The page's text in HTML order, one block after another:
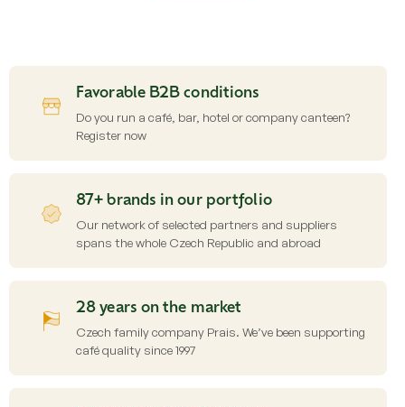
Favorable B2B conditions
Do you run a café, bar, hotel or company canteen?
Register now
87+ brands in our portfolio
Our network of selected partners and suppliers
spans the whole Czech Republic and abroad
28 years on the market
Czech family company Prais. We’ve been supporting
café quality since 1997